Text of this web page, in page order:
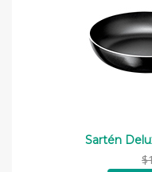
Sartén